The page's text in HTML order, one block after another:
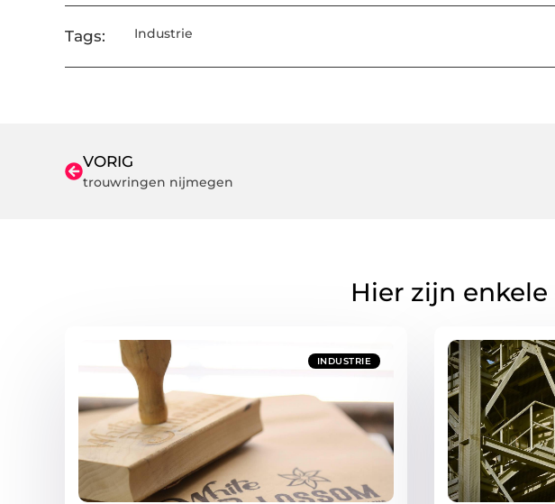
Tags: Industrie
VORIG
trouwringen nijmegen
Hier zijn enkele
INDUSTRIE